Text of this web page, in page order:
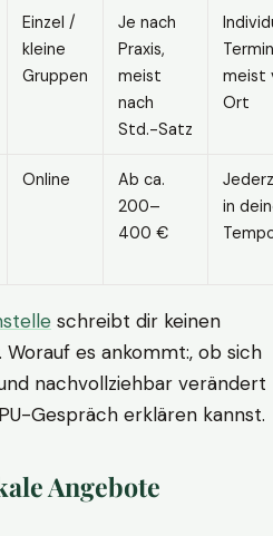
Einzel /
kleine
Gruppen
Je nach
Praxis,
meist
nach
Std.-Satz
meist
Ort
Online
Ab ca.
200–
400 €
in
schreibt dir keinen
es ankommt:, ob sich
nachvollziehbar verändert
Gespräch erklären kannst.
Angebote